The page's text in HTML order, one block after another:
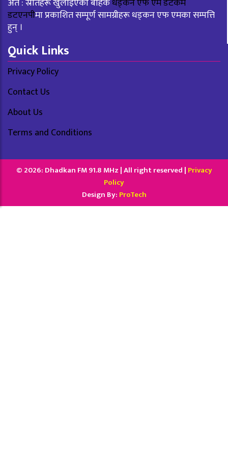
अत : स्रोतहरू खुलाइएका बाहेकधड्कन एफ एम डटकम
डटएनपीमा प्रकाशित सम्पूर्ण सामग्रीहरू धड्कन एफ एमका सम्पत्ति
हुन् ।
Quick Links
Privacy Policy
Contact Us
About Us
Terms and Conditions
© 2026: Dhadkan FM 91.8 MHz | All right reserved | Privacy
Policy
Design By: ProTech